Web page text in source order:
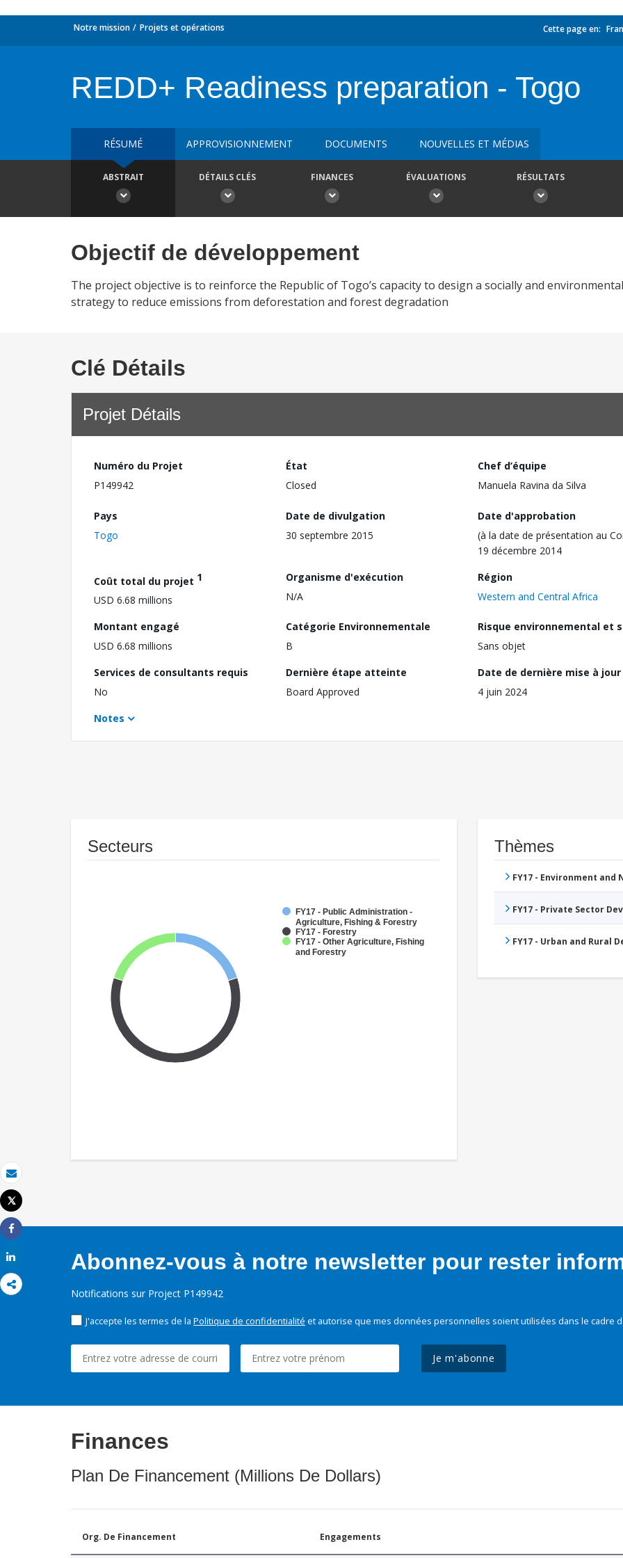
Email
Imprimer
Tweet
Share
Notre mission Projets et opérations Cette page en:
REDD+ Readiness preparation - Togo
RÉSUMÉ APPROVISIONNEMENT DOCUMENTS NOUVELLES ET MÉDIAS
ABSTRAIT DÉTAILS CLÉS FINANCES ÉVALUATIONS RÉSULTATS
Objectif de développement
The project objective is to reinforce the Republic of Togo’s capacity to design a socially and
strategy to reduce emissions from deforestation and forest degradation
Clé Détails
Projet Détails
Numéro du Projet
P149942
État
Closed
Chef d’équipe
Manuela Ravina da Silva
Pays
Togo
Date de divulgation
30 septembre 2015
Date d'approbation
(à la date de présentation au
19 décembre 2014
Coût total du projet 1
USD 6.68 millions
Organisme d'exécution
N/A
Région
Western and Central Africa
Montant engagé
USD 6.68 millions
Catégorie Environnementale
B
Risque environnemental et
Sans objet
Services de consultants requis
No
Dernière étape atteinte
Board Approved
Date de dernière mise à jour
4 juin 2024
Notes
Secteurs
FY17 - Public Administration -
Agriculture, Fishing & Forestry
FY17 - Forestry
FY17 - Other Agriculture, Fishing
and Forestry
Thèmes
FY17 - Environment
FY17 - Private Sector
FY17 - Urban and Rural
Abonnez-vous à notre newsletter pour rester
Notifications sur Project P149942
J'accepte les termes de la Politique de confidentialité et autorise que mes données personnelles soient utilisées dans le cadre
Je m'abonne
Finances
Plan De Financement (Millions De Dollars)
Org. De Financement Engagements